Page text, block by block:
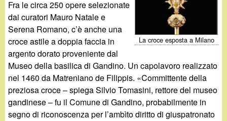
o
.
i
t
La croce esposta a Milano
Fra le circa 250 opere selezionate
dai curatori Mauro Natale e
Serena Romano, c’è anche una
croce astile a doppia faccia in
argento dorato proveniente dal
Museo della basilica di Gandino. Un capolavoro realizzato
nel 1460 da Matreniano de Filippis. «Committente della
preziosa croce – spiega Silvio Tomasini, rettore del museo
gandinese – fu il Comune di Gandino, probabilmente in
segno di riconoscenza per l’ambìto diritto di giuspatronato